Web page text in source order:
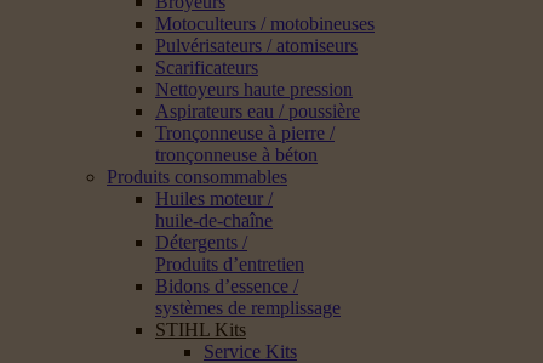
Motoculteurs / motobineuses
Pulvérisateurs / atomiseurs
Scarificateurs
Nettoyeurs haute pression
Aspirateurs eau / poussière
Tronçonneuse à pierre /
tronçonneuse à béton
Produits consommables
Huiles moteur /
huile-de-chaîne
Détergents /
Produits d’entretien
Bidons d’essence /
systèmes de remplissage
STIHL Kits
Service Kits